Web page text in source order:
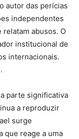
autor das perícias
independentes
abusos. O
institucional de
internacionais.
parte significativa
a reproduzir
surge
que reage a uma